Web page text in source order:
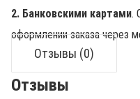
2. Банковскими картами.
оформлении заказа через
Отзывы (0)
Отзывы